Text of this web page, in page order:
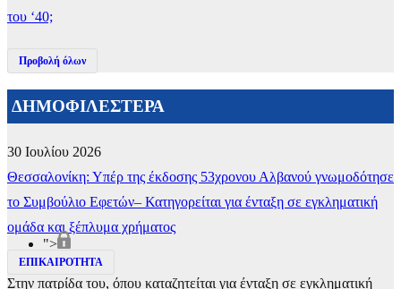
του ‘40;
Προβολή όλων
ΔΗΜΟΦΙΛΕΣΤΕΡΑ
30 Ιουλίου 2026
Θεσσαλονίκη: Υπέρ της έκδοσης 53χρονου Αλβανού γνωμοδότησε
το Συμβούλιο Εφετών– Κατηγορείται για ένταξη σε εγκληματική
ομάδα και ξέπλυμα χρήματος
ΕΠΙΚΑΙΡΟΤΗΤΑ
Στην πατρίδα του, όπου καταζητείται για ένταξη σε εγκληματική
">